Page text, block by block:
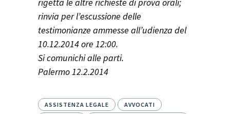
rinvia per l’escussione delle
testimonianze ammesse all’udienza del
10.12.2014 ore 12:00.
Si comunichi alle parti.
Palermo 12.2.2014
ASSISTENZA LEGALE
AVVOCATI